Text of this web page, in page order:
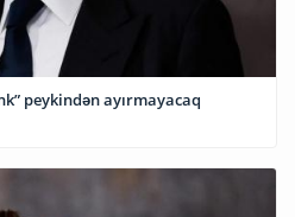
peykindən ayırmayacaq